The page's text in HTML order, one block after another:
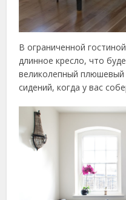
В ограниченной
длинное кресло, что
великолепный плюшевый
сидений, когда у вас